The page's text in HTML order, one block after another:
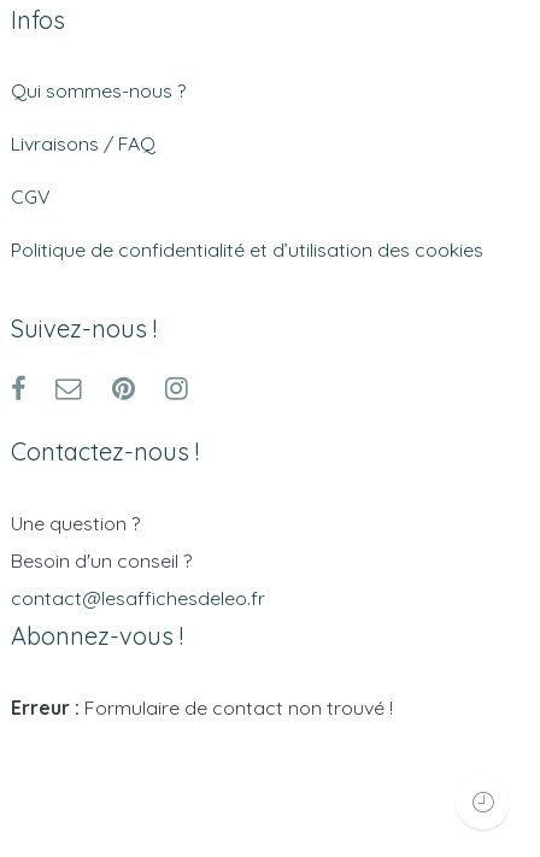
Infos
Qui sommes-nous ?
Livraisons / FAQ
CGV
Politique de confidentialité et d’utilisation des cookies
Suivez-nous !
Contactez-nous !
Une question ?
Besoin d'un conseil ?
contact@lesaffichesdeleo.fr
Abonnez-vous !
Erreur : Formulaire de contact non trouvé !